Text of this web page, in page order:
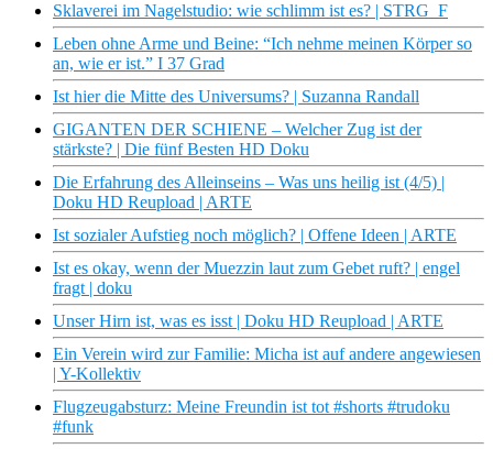
Sklaverei im Nagelstudio: wie schlimm ist es? | STRG_F
Leben ohne Arme und Beine: “Ich nehme meinen Körper so
an, wie er ist.” I 37 Grad
Ist hier die Mitte des Universums? | Suzanna Randall
GIGANTEN DER SCHIENE – Welcher Zug ist der
stärkste? | Die fünf Besten HD Doku
Die Erfahrung des Alleinseins – Was uns heilig ist (4/5) |
Doku HD Reupload | ARTE
Ist sozialer Aufstieg noch möglich? | Offene Ideen | ARTE
Ist es okay, wenn der Muezzin laut zum Gebet ruft? | engel
fragt | doku
Unser Hirn ist, was es isst | Doku HD Reupload | ARTE
Ein Verein wird zur Familie: Micha ist auf andere angewiesen
| Y-Kollektiv
Flugzeugabsturz: Meine Freundin ist tot #shorts #trudoku
#funk